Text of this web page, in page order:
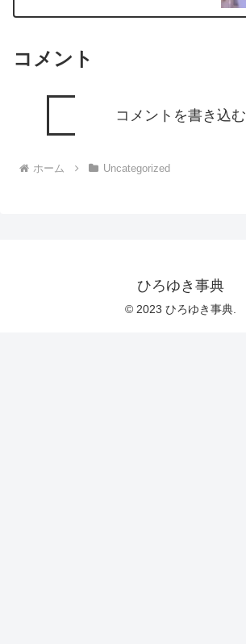
コメント
コメントを書き込む
ホーム Uncategorized
ひろゆき事典
© 2023 ひろゆき事典.